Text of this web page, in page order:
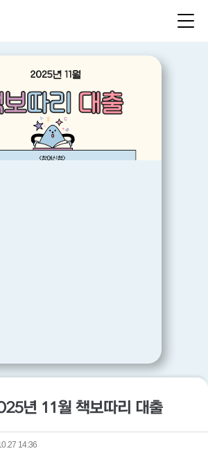
년 11월 책보따리 대출
14:36